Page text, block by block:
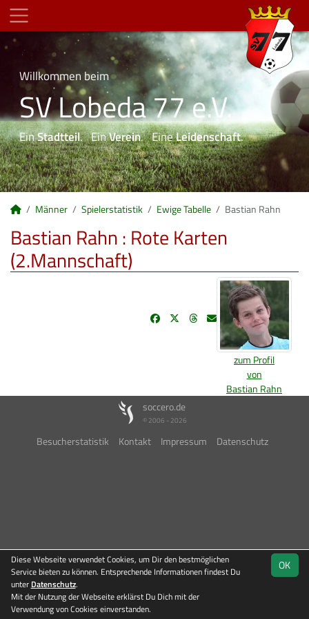
Willkommen beim
SV Lobeda 77 e.V.
EinStadtteil. EinVerein. EineLeidenschaft.
Männer Spielerstatistik Ewige Tabelle Bastian Rahn
Bastian Rahn : Rote Karten
(2.Mannschaft)
zum Profil
von
Bastian Rahn
soccero.de
© 2006 - 2026
Besucherstatistik Kontakt Impressum Datenschutz
OK
Diese Webseite verwendet Cookies, um Dir den bestmöglichen
Service bieten zu können. Entsprechende Informationen findest Du
unter Datenschutz.
Mit der Nutzung der Webseite erklärst Du Dich mit der
Verwendung von Cookies einverstanden.